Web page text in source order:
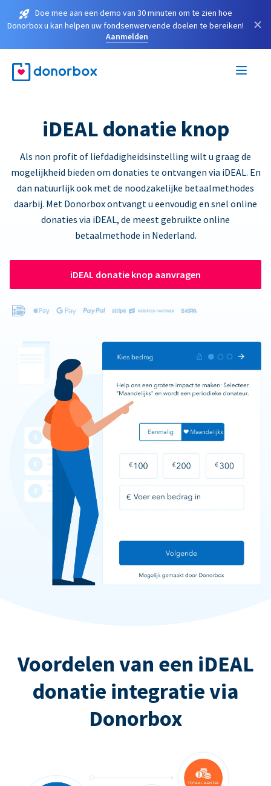
Doe mee aan een demo van 30 minuten om te zien hoe
Donorbox u kan helpen uw fondsenwervende doelen te bereiken!
Aanmelden
×
iDEAL donatie knop
Als non profit of liefdadigheidsinstelling wilt u graag de
mogelijkheid bieden om donaties te ontvangen via iDEAL. En
dan natuurlijk ook met de noodzakelijke betaalmethodes
daarbij. Met Donorbox ontvangt u eenvoudig en snel online
donaties via iDEAL, de meest gebruikte online
betaalmethode in Nederland.
iDEAL donatie knop aanvragen
Voordelen van een iDEAL
donatie integratie via
Donorbox